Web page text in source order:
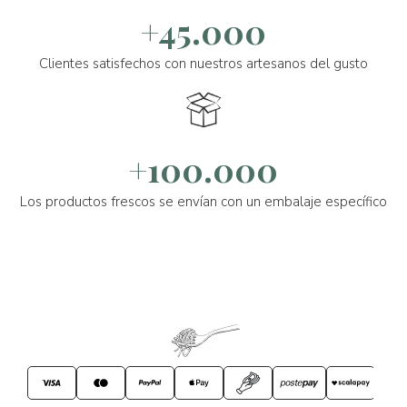
+45.000
Clientes satisfechos con nuestros artesanos del gusto
+100.000
Los productos frescos se envían con un embalaje específico